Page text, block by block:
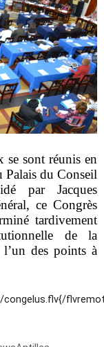
se sont réunis en
Palais du Conseil
par Jacques
ce Congrès
tardivement
de la
l’un des points à